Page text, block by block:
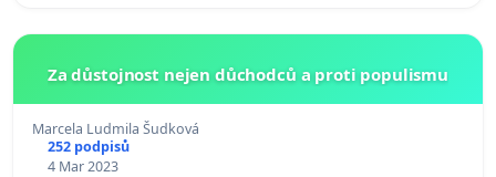
Za důstojnost nejen důchodců a proti populismu
Marcela Ludmila Šudková
252 podpisů
4 Mar 2023